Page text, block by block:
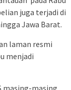
rata mereka
ujar Dwi di
di seluruh gerai
instrumen yang